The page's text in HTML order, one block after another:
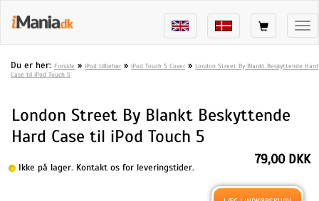
Du er her: Forside » iPod tilbehør » iPod Touch 5 Cover » London Street By Blankt Beskyttende Hard
Case til iPod Touch 5
London Street By Blankt Beskyttende
Hard Case til iPod Touch 5
Ikke på lager. Kontakt os for leveringstider.
79,00 DKK